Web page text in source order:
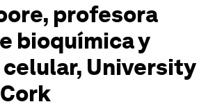
profesora
bioquímica y
University